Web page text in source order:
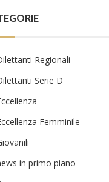
Regionali
Serie D
Femminile
in primo piano